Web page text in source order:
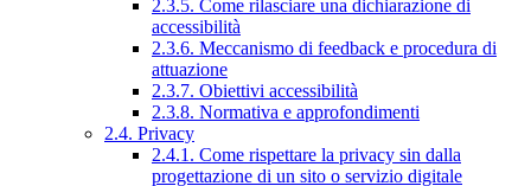
2.3.5. Come rilasciare una dichiarazione di
accessibilità
2.3.6. Meccanismo di feedback e procedura di
attuazione
2.3.7. Obiettivi accessibilità
2.3.8. Normativa e approfondimenti
2.4. Privacy
2.4.1. Come rispettare la privacy sin dalla
progettazione di un sito o servizio digitale